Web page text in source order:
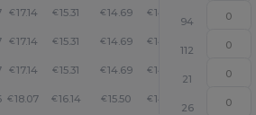
€17.14 € 15.31 €14.69 €14.08
94
€17.14 € 15.31 €14.69 €14.08
112
€17.14 € 15.31 €14.69 €14.08
21
€ 18.07 €16.14 € 15.50 € 14.85
26